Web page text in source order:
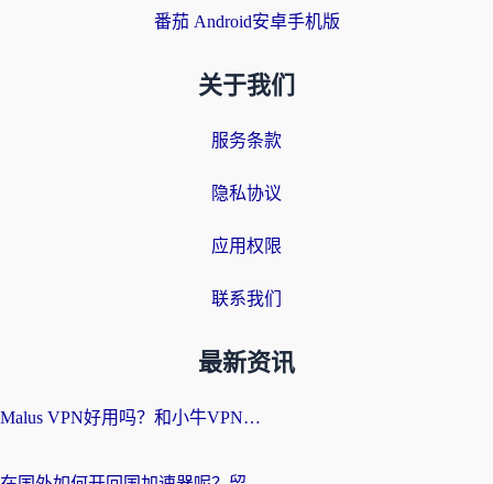
番茄 Android安卓手机版
关于我们
服务条款
隐私协议
应用权限
联系我们
最新资讯
Malus VPN好用吗？和小牛VPN对比哪个回国效果更好？海外党亲测实用指南